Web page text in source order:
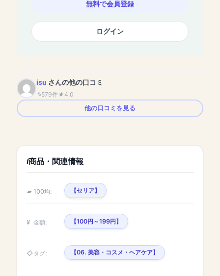
無料で会員登録
ログイン
isu さんの他の口コミ
579件
4.0
他の口コミを見る
商品・関連情報
100均: 【セリア】
金額: 【100円～199円】
タグ: 【06. 美容・コスメ・ヘアケア】